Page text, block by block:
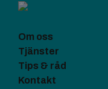
Om oss
Tjänster
Tips & råd
Kontakt